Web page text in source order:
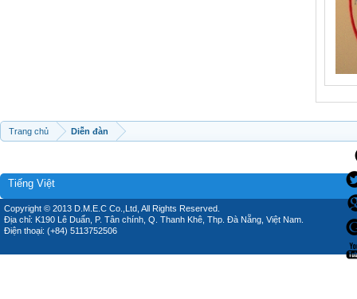
Trang chủ Diễn đàn
Tiếng Việt
Copyright © 2013 D.M.E.C Co.,Ltd, All Rights Reserved.
Địa chỉ: K190 Lê Duẩn, P. Tân chính, Q. Thanh Khê, Thp. Đà Nẵng, Việt Nam.
Điện thoại: (+84) 5113752506